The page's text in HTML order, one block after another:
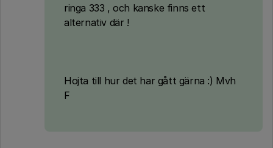
ringa 333 , och kanske finns ett
alternativ där !
Hojta till hur det har gått gärna :) Mvh
F